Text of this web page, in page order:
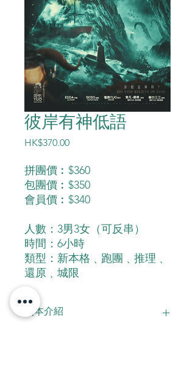
彼岸有神低語
HK$370.00價
拼團價︰$360
包團價︰$350
會員價︰$340
人數：3男3女（可反串）
時間：6小時
類型：新本格﹑跑團﹑推理﹑
還原﹑城限
劇本介紹